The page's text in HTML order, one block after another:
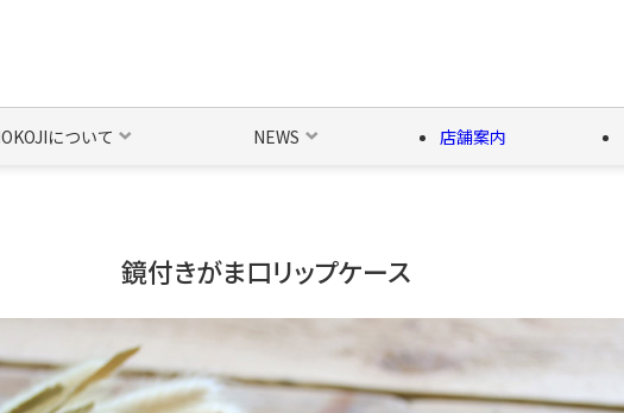
について NEWS 店舗案内
鏡付きがま口リップケース